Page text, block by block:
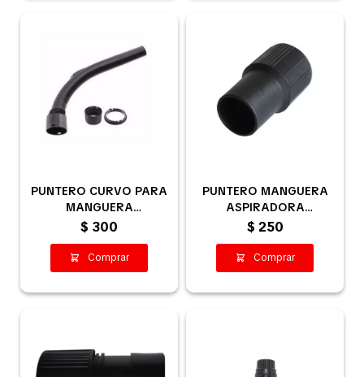
PUNTERO CURVO PARA
MANGUERA
ASPIRADORA, 32 MM
$ 300
PUNTERO MANGUERA
ASPIRADORA
INDUSTRIAL
$ 250